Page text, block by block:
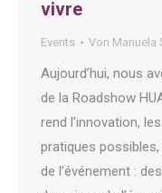
vivre
Events Von Manuela
Aujourd’hui, nous
de la Roadshow
rend l’innovation,
pratiques
de l’événement :